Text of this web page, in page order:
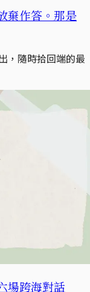
棄作答。那是
，隨時拾回端的最
場跨海對話